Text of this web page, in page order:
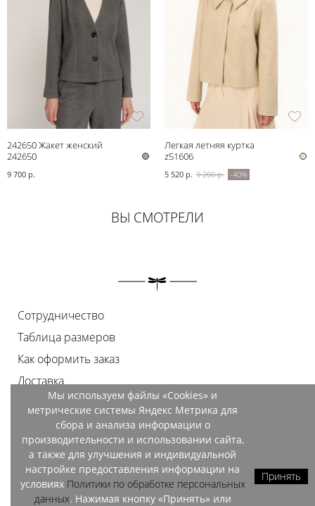
242650 Жакет женский
242650
9 700 р.
Легкая летняя куртка
z51606
5 520 р. 9 200 р. -40%
ВЫ СМОТРЕЛИ
Сотрудничество
Таблица размеров
Как оформить заказ
Доставка
Оплата
Возврат
Документы
Контакты
Магазины
Мы используем файлы «Cookies» и
метрические системы Яндекс Метрика для
сбора и анализа информации о
производительности и использовании сайта,
а также для улучшения и индивидуальной
настройке предоставления информации на
условиях Политики по обработке персональных
данных. Нажимая кнопку «Принять» или
Принять